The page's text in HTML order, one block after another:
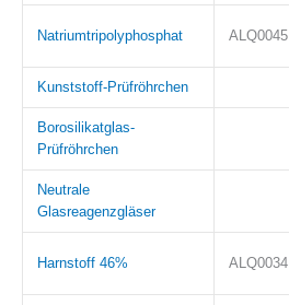
Natriumtripolyphosphat ALQ0045
Kunststoff-Prüfröhrchen
Borosilikatglas-
Prüfröhrchen
Neutrale
Glasreagenzgläser
Harnstoff 46% ALQ0034